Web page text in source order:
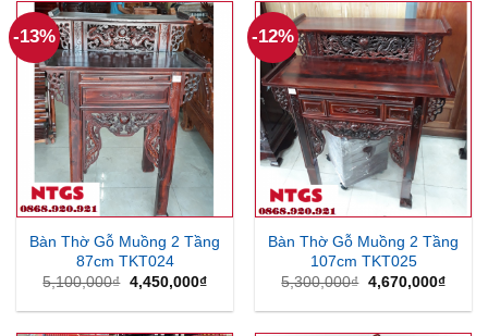
4,300,000₫.
-13%
Bàn Thờ Gỗ Muồng 2 Tầng
87cm TKT024
5,100,000₫ Giá
là:
4,450,000₫Giá
tại
-12%
Bàn Thờ Gỗ Muồng 2 Tầng
107cm TKT025
5,300,000₫ Giá
là:
4,670,000₫Giá
tại